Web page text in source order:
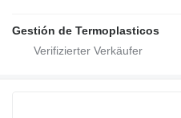
Gestión de Termoplasticos